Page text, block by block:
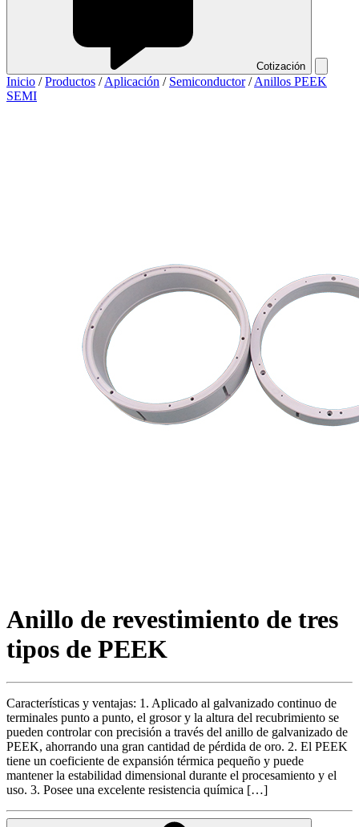
Cotización
Inicio /Productos /Aplicación / Semiconductor/Anillos PEEK
SEMI
Anillo de revestimiento de tres
tipos de PEEK
Características y ventajas: 1. Aplicado al galvanizado continuo de
terminales punto a punto, el grosor y la altura del recubrimiento se
pueden controlar con precisión a través del anillo de galvanizado de
PEEK, ahorrando una gran cantidad de pérdida de oro. 2. El PEEK
tiene un coeficiente de expansión térmica pequeño y puede
mantener la estabilidad dimensional durante el procesamiento y el
uso. 3. Posee una excelente resistencia química […]